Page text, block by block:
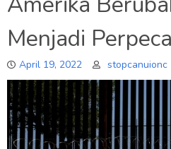
Menjadi
April 19, 2022 stopcanuionc